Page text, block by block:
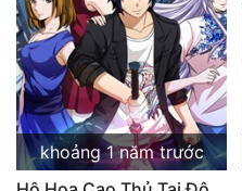
khoảng 1 năm trước